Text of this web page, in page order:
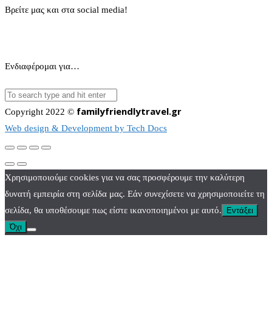
Βρείτε μας και στα social media!
Ενδιαφέρομαι για…
Copyright 2022 © familyfriendlytravel.gr
Web design & Development by Tech Docs
Χρησιμοποιούμε cookies για να σας προσφέρουμε την καλύτερη
δυνατή εμπειρία στη σελίδα μας. Εάν συνεχίσετε να χρησιμοποιείτε τη
σελίδα, θα υποθέσουμε πως είστε ικανοποιημένοι με αυτό.
Εντάξει
Όχι